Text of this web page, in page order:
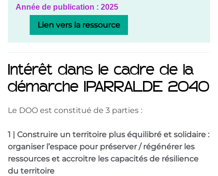
Année de publication : 2025
Lien vers la ressource
Intérêt dans le cadre de la
démarche IPARRALDE 2040
Le DOO est constitué de 3 parties :
1 | Construire un territoire plus équilibré et solidaire :
organiser l’espace pour préserver / régénérer les
ressources et accroitre les capacités de résilience
du territoire